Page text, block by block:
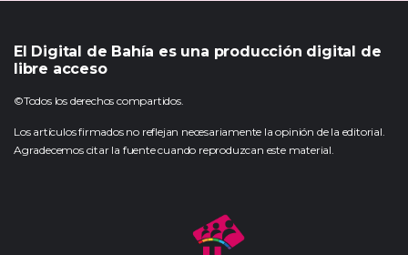
El Digital de Bahía es una producción digital de
libre acceso
©Todos los derechos compartidos.
Los artículos firmados no reflejan necesariamente la opinión de la editorial.
Agradecemos citar la fuente cuando reproduzcan este material.